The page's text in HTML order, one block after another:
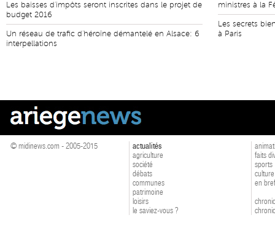
Les baisses d'impôts seront inscrites dans le projet de
budget 2016
Un réseau de trafic d'héroïne démantelé en Alsace: 6
interpellations
ministres à la
Les secrets
à Paris
© midinews.com - 2005-2015
actualités
agriculture
société
débats
communes
patrimoine
loisirs
le saviez-vous ?
faits
sports
culture
en bref